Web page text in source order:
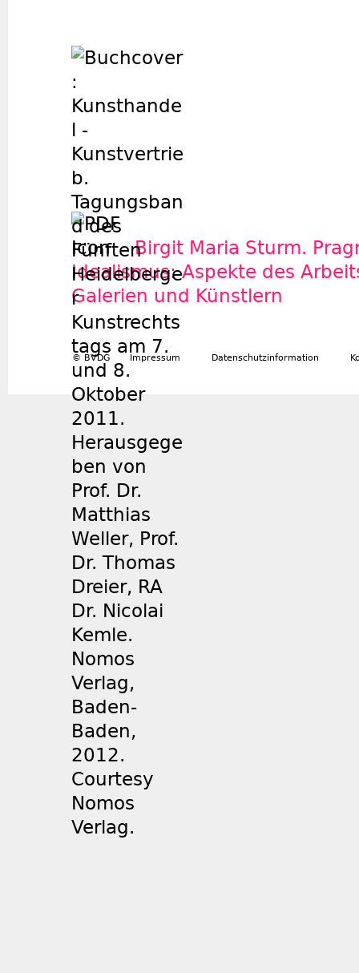
Birgit Maria Sturm.
Idealismus: Aspekte des
Galerien und Künstlern
© BVDG Impressum Datenschutzinformation